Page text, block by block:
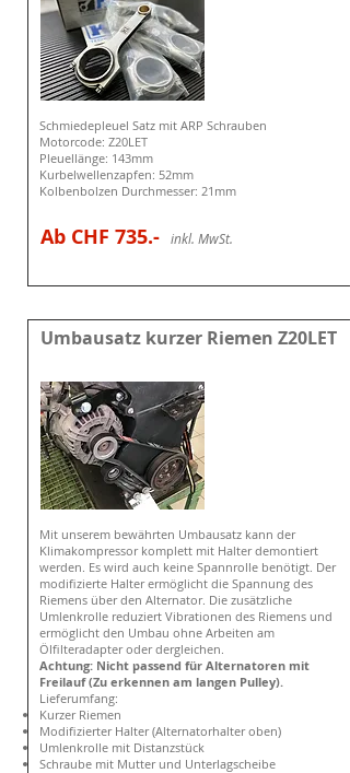
Schmiedepleuel Satz mit ARP Schrauben
Motorcode: Z20LET
Pleuellänge: 143mm
Kurbelwellenzapfen: 52mm
Kolbenbolzen Durchmesser: 21mm
Ab CHF 735.- inkl. MwSt.
Umbausatz kurzer Riemen Z20LET
Mit unserem bewährten Umbausatz kann der
Klimakompressor komplett mit Halter demontiert
werden. Es wird auch keine Spannrolle benötigt. Der
modifizierte Halter ermöglicht die Spannung des
Riemens über den Alternator. Die zusätzliche
Umlenkrolle reduziert Vibrationen des Riemens und
ermöglicht den Umbau ohne Arbeiten am
Ölfilteradapter oder dergleichen.
Achtung: Nicht passend für Alternatoren mit
Freilauf (Zu erkennen am langen Pulley).
Lieferumfang:
Kurzer Riemen
Modifizierter Halter (Alternatorhalter oben)
Umlenkrolle mit Distanzstück
Schraube mit Mutter und Unterlagscheibe